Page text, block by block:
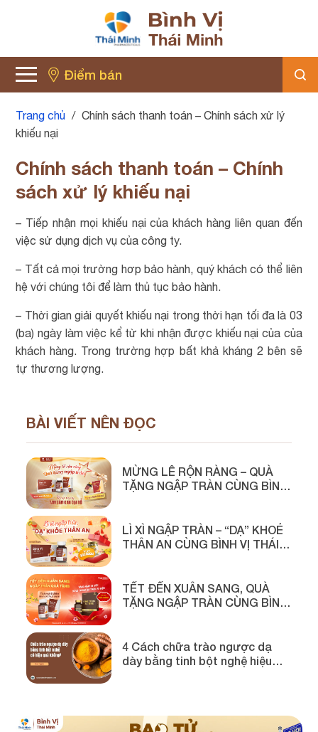
Điểm bán
Trang chủ / Chính sách thanh toán – Chính sách xử lý
khiếu nại
Chính sách thanh toán – Chính
sách xử lý khiếu nại
– Tiếp nhận mọi khiếu nại của khách hàng liên quan đến
việc sử dụng dịch vụ của công ty.
– Tất cả mọi trường hơp bảo hành, quý khách có thể liên
hệ với chúng tôi để làm thủ tục bảo hành.
– Thời gian giải quyết khiếu nại trong thời hạn tối đa là 03
(ba) ngày làm việc kể từ khi nhận được khiếu nại của của
khách hàng. Trong trường hợp bất khả kháng 2 bên sẽ
tự thương lượng.
BÀI VIẾT NÊN ĐỌC
MỪNG LỄ RỘN RÀNG – QUÀ
TẶNG NGẬP TRÀN CÙNG BÌNH
LÌ XÌ NGẬP TRÀN – “DẠ” KHOẺ
THÂN AN CÙNG BÌNH VỊ THÁI
TẾT ĐẾN XUÂN SANG, QUÀ
TẶNG NGẬP TRÀN CÙNG BÌNH
4 Cách chữa trào ngược dạ
dày bằng tinh bột nghệ hiệu